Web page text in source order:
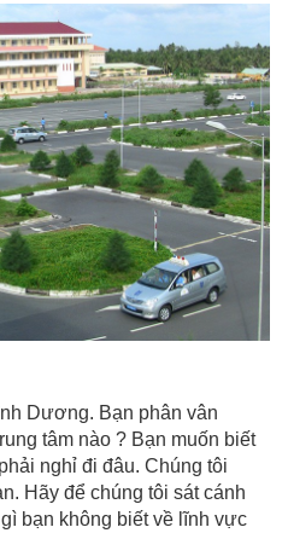
Dương. Bạn phân vân
tâm nào ? Bạn muốn biết
nghỉ đi đâu. Chúng tôi
Hãy để chúng tôi sát cánh
bạn không biết về lĩnh vực